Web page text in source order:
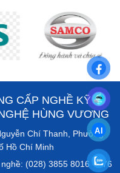
CẤP NGHỀ KỸ
HÙNG VƯƠNG
Chí Thanh, Phường
Phố Hồ Chí Minh
(028) 3855 8016 - 076